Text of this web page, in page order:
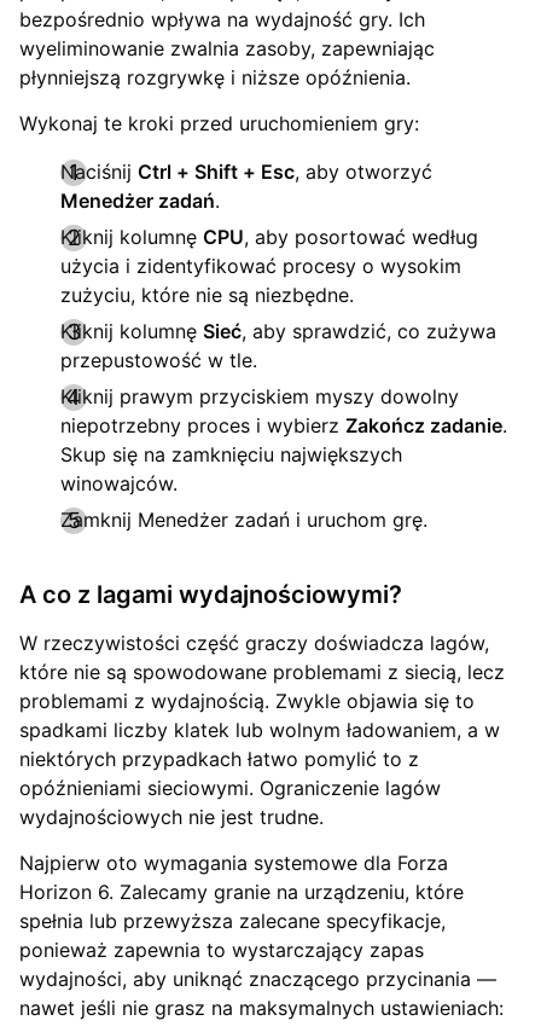
bezpośrednio wpływa na wydajność gry. Ich
wyeliminowanie zwalnia zasoby, zapewniając
płynniejszą rozgrywkę i niższe opóźnienia.
Wykonaj te kroki przed uruchomieniem gry:
Naciśnij Ctrl + Shift + Esc, aby otworzyć
Menedżer zadań.
Kliknij kolumnę CPU, aby posortować według
użycia i zidentyfikować procesy o wysokim
zużyciu, które nie są niezbędne.
Kliknij kolumnę Sieć, aby sprawdzić, co zużywa
przepustowość w tle.
Kliknij prawym przyciskiem myszy dowolny
niepotrzebny proces i wybierz Zakończ zadanie.
Skup się na zamknięciu największych
winowajców.
Zamknij Menedżer zadań i uruchom grę.
A co z lagami wydajnościowymi?
W rzeczywistości część graczy doświadcza lagów,
które nie są spowodowane problemami z siecią, lecz
problemami z wydajnością. Zwykle objawia się to
spadkami liczby klatek lub wolnym ładowaniem, a w
niektórych przypadkach łatwo pomylić to z
opóźnieniami sieciowymi. Ograniczenie lagów
wydajnościowych nie jest trudne.
Najpierw oto wymagania systemowe dla Forza
Horizon 6. Zalecamy granie na urządzeniu, które
spełnia lub przewyższa zalecane specyfikacje,
ponieważ zapewnia to wystarczający zapas
wydajności, aby uniknąć znaczącego przycinania —
nawet jeśli nie grasz na maksymalnych ustawieniach: